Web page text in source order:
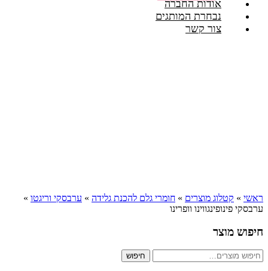
אודות החברה
נבחרת המותגים
צור קשר
ראשי » קטלוג מוצרים » חומרי גלם להכנת גלידה » ערבסקי וריגטו »
ערבסקי פינופינגווינו וופרינו
חיפוש מוצר
חיפוש
עבור:
חיפוש